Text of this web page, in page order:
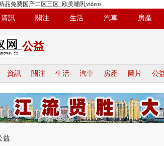
品免费国产二区三区_欧美哺乳videos
資訊 關注 生活 汽車 房產
公益
資訊 關注 生活 汽車 房產 圖片 公
益